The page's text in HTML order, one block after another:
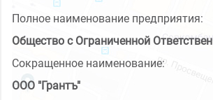
Полное наименование предприятия:
Общество с Ограниченной
Сокращенное наименование:
ООО "Грантъ"